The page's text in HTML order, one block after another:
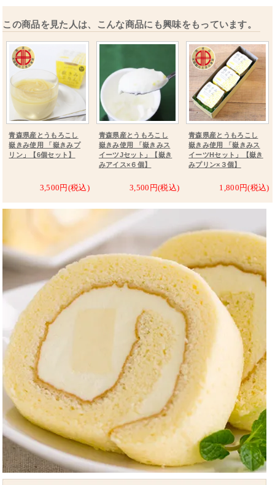
この商品を見た人は、こんな商品にも興味をもっています。
青森県産とうもろこし
嶽きみ使用 「嶽きみプ
リン」【6個セット】
3,500円(税込)
青森県産とうもろこし
嶽きみ使用 「嶽きみス
イーツJセット」【嶽き
みアイス×６個】
3,500円(税込)
青森県産とうもろこし
嶽きみ使用 「嶽きみス
イーツHセット」【嶽き
みプリン×３個】
1,800円(税込)